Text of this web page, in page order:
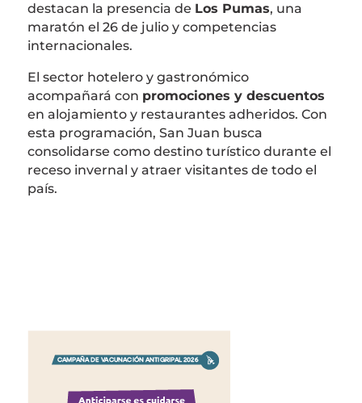
destacan la presencia de Los Pumas, una
maratón el 26 de julio y competencias
internacionales.
El sector hotelero y gastronómico
acompañará con promociones y descuentos
en alojamiento y restaurantes adheridos. Con
esta programación, San Juan busca
consolidarse como destino turístico durante el
receso invernal y atraer visitantes de todo el
país.